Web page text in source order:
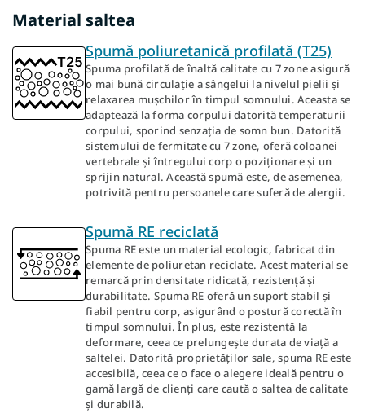
Material saltea
Spumă poliuretanică profilată (T25)
Spuma profilată de înaltă calitate cu 7 zone asigură
o mai bună circulație a sângelui la nivelul pielii și
relaxarea mușchilor în timpul somnului. Aceasta se
adaptează la forma corpului datorită temperaturii
corpului, sporind senzația de somn bun. Datorită
sistemului de fermitate cu 7 zone, oferă coloanei
vertebrale și întregului corp o poziționare și un
sprijin natural. Această spumă este, de asemenea,
potrivită pentru persoanele care suferă de alergii.
Spumă RE reciclată
Spuma RE este un material ecologic, fabricat din
elemente de poliuretan reciclate. Acest material se
remarcă prin densitate ridicată, rezistență și
durabilitate. Spuma RE oferă un suport stabil și
fiabil pentru corp, asigurând o postură corectă în
timpul somnului. În plus, este rezistentă la
deformare, ceea ce prelungește durata de viață a
saltelei. Datorită proprietăților sale, spuma RE este
accesibilă, ceea ce o face o alegere ideală pentru o
gamă largă de clienți care caută o saltea de calitate
și durabilă.